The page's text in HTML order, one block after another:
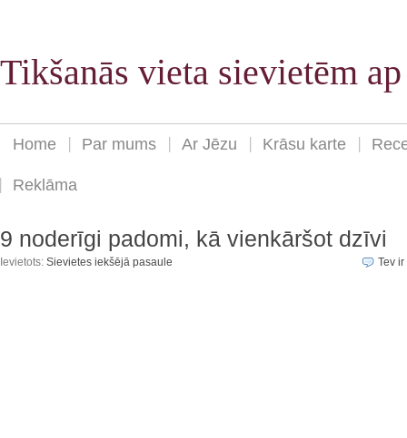
Tikšanās vieta sievietēm
Home Par mums Ar Jēzu Krāsu karte
Reklāma
9 noderīgi padomi, kā vienkāršot dzīvi
Ievietots: Sievietes iekšējā pasaule Tev ir